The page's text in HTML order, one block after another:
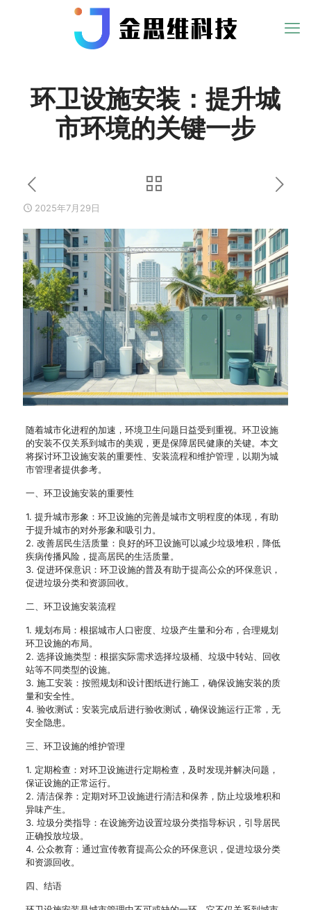
环卫设施安装：提升城
市环境的关键一步
2025年7月29日
随着城市化进程的加速，环境卫生问题日益受到重视。环卫设施
的安装不仅关系到城市的美观，更是保障居民健康的关键。本文
将探讨环卫设施安装的重要性、安装流程和维护管理，以期为城
市管理者提供参考。
一、环卫设施安装的重要性
1. 提升城市形象：环卫设施的完善是城市文明程度的体现，有助
于提升城市的对外形象和吸引力。
2. 改善居民生活质量：良好的环卫设施可以减少垃圾堆积，降低
疾病传播风险，提高居民的生活质量。
3. 促进环保意识：环卫设施的普及有助于提高公众的环保意识，
促进垃圾分类和资源回收。
二、环卫设施安装流程
1. 规划布局：根据城市人口密度、垃圾产生量和分布，合理规划
环卫设施的布局。
2. 选择设施类型：根据实际需求选择垃圾桶、垃圾中转站、回收
站等不同类型的设施。
3. 施工安装：按照规划和设计图纸进行施工，确保设施安装的质
量和安全性。
4. 验收测试：安装完成后进行验收测试，确保设施运行正常，无
安全隐患。
三、环卫设施的维护管理
1. 定期检查：对环卫设施进行定期检查，及时发现并解决问题，
保证设施的正常运行。
2. 清洁保养：定期对环卫设施进行清洁和保养，防止垃圾堆积和
异味产生。
3. 垃圾分类指导：在设施旁边设置垃圾分类指导标识，引导居民
正确投放垃圾。
4. 公众教育：通过宣传教育提高公众的环保意识，促进垃圾分类
和资源回收。
四、结语